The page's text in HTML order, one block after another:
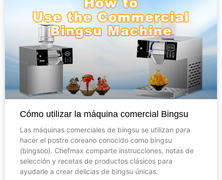
Cómo utilizar la máquina comercial Bingsu
Las máquinas comerciales de bingsu se utilizan para
hacer el postre coreano conocido como bingsu
(bingsoo). Chefmax comparte instrucciones, notas de
selección y recetas de productos clásicos para
ayudarle a crear delicias de bingsu únicas.